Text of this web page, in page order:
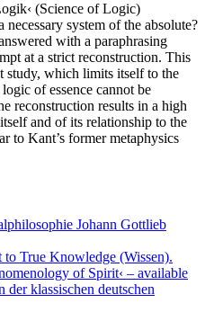
(Science of Logic)
system of the absolute?
with a paraphrasing
at a strict reconstruction. This
study, which limits itself to the
of essence cannot be
reconstruction results in a high
and of its relationship to the
to Kant’s former metaphysics
Johann Gottlieb
True Knowledge (Wissen).
of Spirit‹ – available
klassischen deutschen